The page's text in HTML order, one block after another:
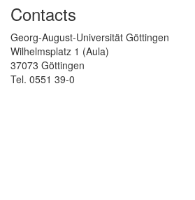
Contacts
Georg-August-Universität Göttingen
Wilhelmsplatz 1 (Aula)
37073 Göttingen
Tel. 0551 39-0